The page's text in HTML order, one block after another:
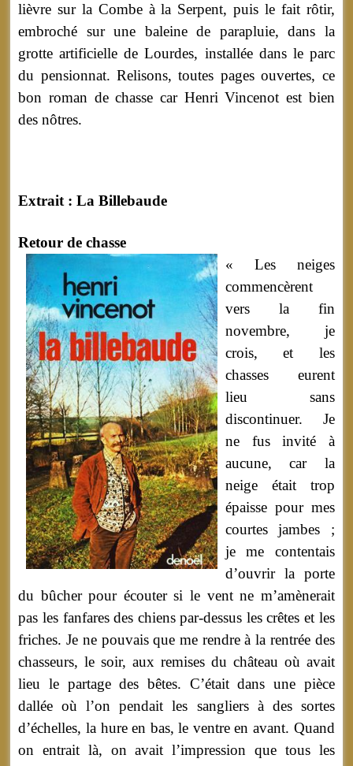
lièvre sur la Combe à la Serpent, puis le fait rôtir,
embroché sur une baleine de parapluie, dans la
grotte artificielle de Lourdes, installée dans le parc
du pensionnat. Relisons, toutes pages ouvertes, ce
bon roman de chasse car Henri Vincenot est bien
des nôtres.
Extrait : La Billebaude
Retour de chasse
« Les neiges
commencèrent
vers la fin
novembre, je
crois, et les
chasses eurent
lieu sans
discontinuer. Je
ne fus invité à
aucune, car la
neige était trop
épaisse pour mes
courtes jambes ;
je me contentais
d’ouvrir la porte
du bûcher pour écouter si le vent ne m’amènerait
pas les fanfares des chiens par-dessus les crêtes et les
friches. Je ne pouvais que me rendre à la rentrée des
chasseurs, le soir, aux remises du château où avait
lieu le partage des bêtes. C’était dans une pièce
dallée où l’on pendait les sangliers à des sortes
d’échelles, la hure en bas, le ventre en avant. Quand
on entrait là, on avait l’impression que tous les